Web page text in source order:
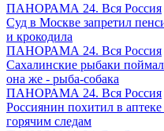
ПАНОРАМА 24. Вся Россия
Суд в Москве запретил
и крокодила
ПАНОРАМА 24. Вся Россия
Сахалинские рыбаки
она же - рыба-собака
ПАНОРАМА 24. Вся Россия
Россиянин похитил в
горячим следам